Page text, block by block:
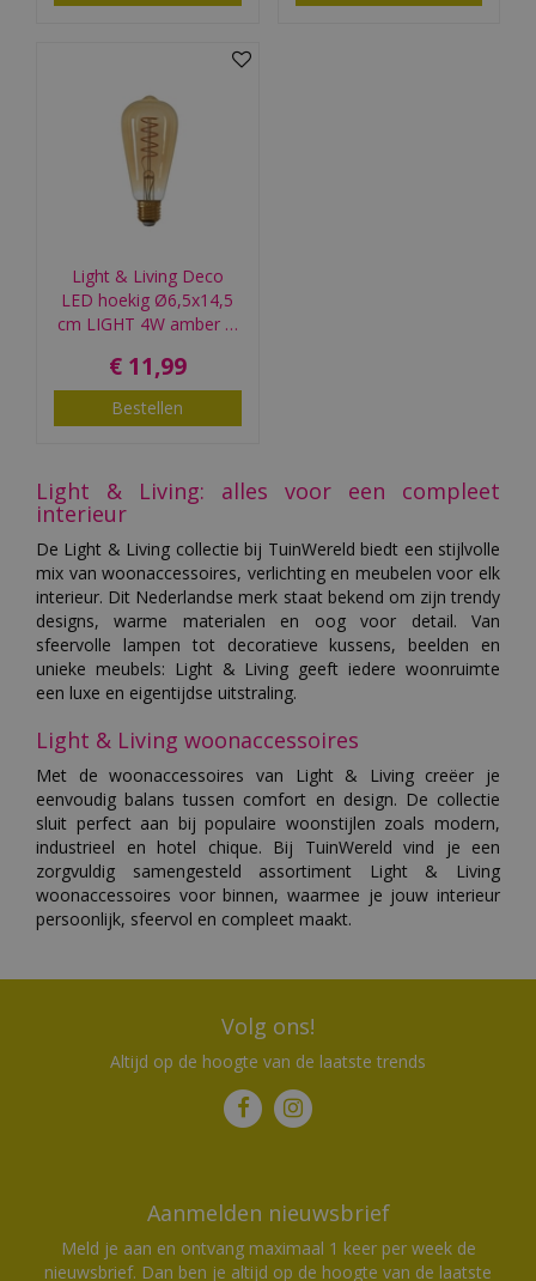
Light & Living Deco
LED hoekig Ø6,5x14,5
cm LIGHT 4W amber …
€ 11,99
Bestellen
Light & Living: alles voor een compleet
interieur
De Light & Living collectie bij TuinWereld biedt een stijlvolle
mix van woonaccessoires, verlichting en meubelen voor elk
interieur. Dit Nederlandse merk staat bekend om zijn trendy
designs, warme materialen en oog voor detail. Van
sfeervolle lampen tot decoratieve kussens, beelden en
unieke meubels: Light & Living geeft iedere woonruimte
een luxe en eigentijdse uitstraling.
Light & Living woonaccessoires
Met de woonaccessoires van Light & Living creëer je
eenvoudig balans tussen comfort en design. De collectie
sluit perfect aan bij populaire woonstijlen zoals modern,
industrieel en hotel chique. Bij TuinWereld vind je een
zorgvuldig samengesteld assortiment Light & Living
woonaccessoires voor binnen, waarmee je jouw interieur
persoonlijk, sfeervol en compleet maakt.
Volg ons!
Altijd op de hoogte van de laatste trends
Aanmelden nieuwsbrief
Meld je aan en ontvang maximaal 1 keer per week de
nieuwsbrief. Dan ben je altijd op de hoogte van de laatste